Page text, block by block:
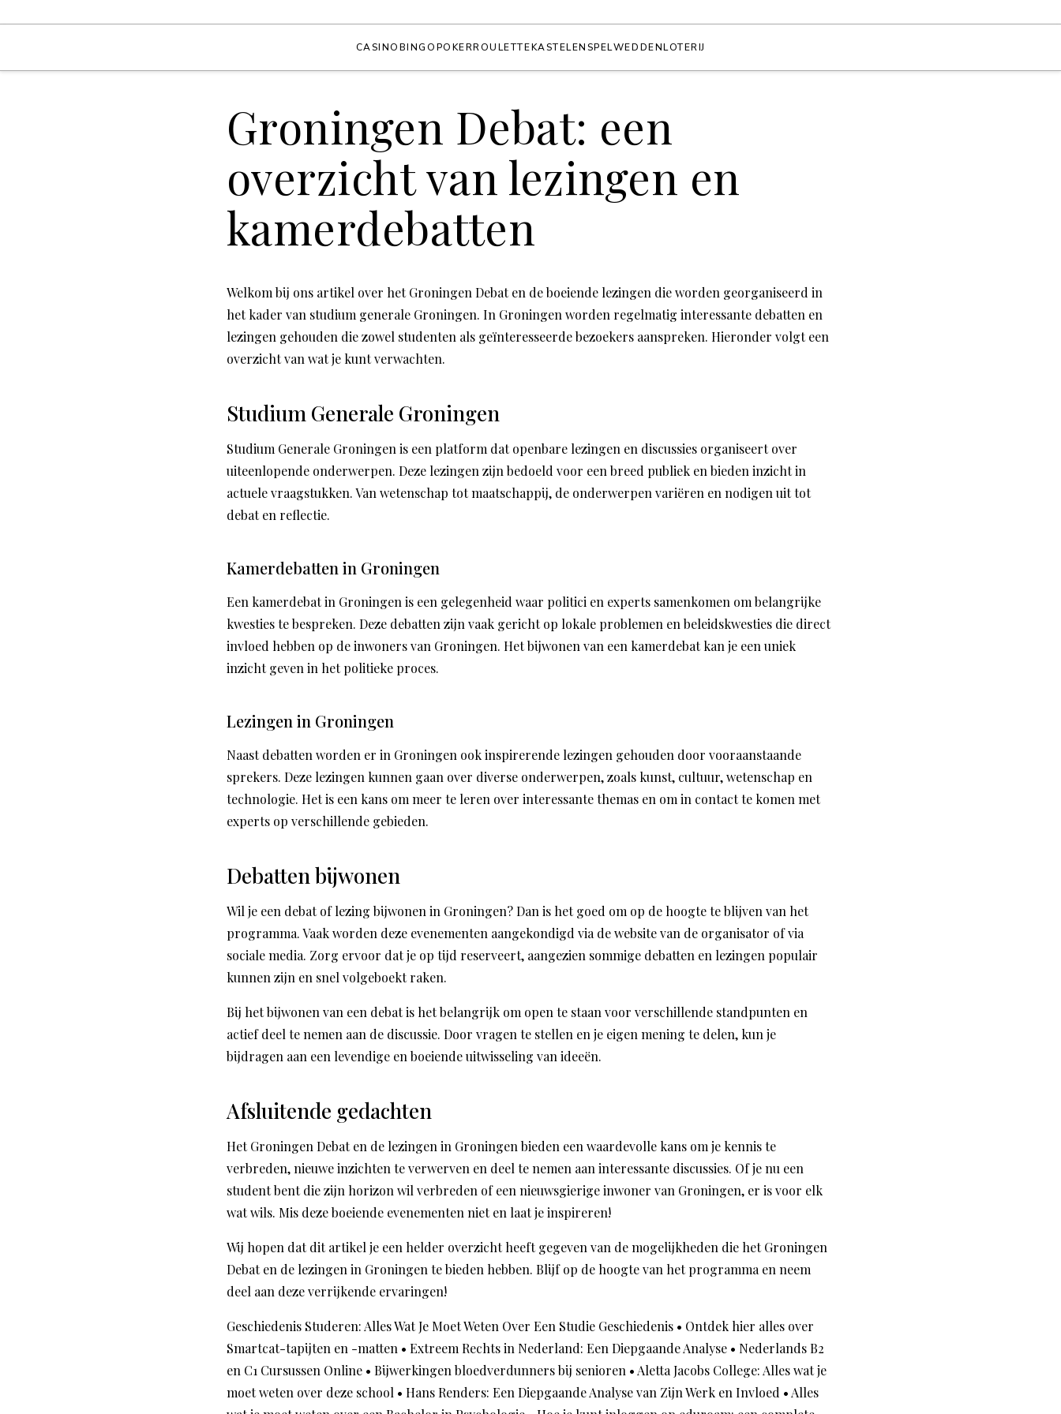
CASINOBINGOPOKERROULETTEKASTELENSPELWEDDENLOTERIJ
Groningen Debat: een
overzicht van lezingen en
kamerdebatten
Welkom bij ons artikel over het Groningen Debat en de boeiende lezingen die worden georganiseerd in
het kader van studium generale Groningen. In Groningen worden regelmatig interessante debatten en
lezingen gehouden die zowel studenten als geïnteresseerde bezoekers aanspreken. Hieronder volgt een
overzicht van wat je kunt verwachten.
Studium Generale Groningen
Studium Generale Groningen is een platform dat openbare lezingen en discussies organiseert over
uiteenlopende onderwerpen. Deze lezingen zijn bedoeld voor een breed publiek en bieden inzicht in
actuele vraagstukken. Van wetenschap tot maatschappij, de onderwerpen variëren en nodigen uit tot
debat en reflectie.
Kamerdebatten in Groningen
Een kamerdebat in Groningen is een gelegenheid waar politici en experts samenkomen om belangrijke
kwesties te bespreken. Deze debatten zijn vaak gericht op lokale problemen en beleidskwesties die direct
invloed hebben op de inwoners van Groningen. Het bijwonen van een kamerdebat kan je een uniek
inzicht geven in het politieke proces.
Lezingen in Groningen
Naast debatten worden er in Groningen ook inspirerende lezingen gehouden door vooraanstaande
sprekers. Deze lezingen kunnen gaan over diverse onderwerpen, zoals kunst, cultuur, wetenschap en
technologie. Het is een kans om meer te leren over interessante themas en om in contact te komen met
experts op verschillende gebieden.
Debatten bijwonen
Wil je een debat of lezing bijwonen in Groningen? Dan is het goed om op de hoogte te blijven van het
programma. Vaak worden deze evenementen aangekondigd via de website van de organisator of via
sociale media. Zorg ervoor dat je op tijd reserveert, aangezien sommige debatten en lezingen populair
kunnen zijn en snel volgeboekt raken.
Bij het bijwonen van een debat is het belangrijk om open te staan voor verschillende standpunten en
actief deel te nemen aan de discussie. Door vragen te stellen en je eigen mening te delen, kun je
bijdragen aan een levendige en boeiende uitwisseling van ideeën.
Afsluitende gedachten
Het Groningen Debat en de lezingen in Groningen bieden een waardevolle kans om je kennis te
verbreden, nieuwe inzichten te verwerven en deel te nemen aan interessante discussies. Of je nu een
student bent die zijn horizon wil verbreden of een nieuwsgierige inwoner van Groningen, er is voor elk
wat wils. Mis deze boeiende evenementen niet en laat je inspireren!
Wij hopen dat dit artikel je een helder overzicht heeft gegeven van de mogelijkheden die het Groningen
Debat en de lezingen in Groningen te bieden hebben. Blijf op de hoogte van het programma en neem
deel aan deze verrijkende ervaringen!
Geschiedenis Studeren: Alles Wat Je Moet Weten Over Een Studie Geschiedenis • Ontdek hier alles over
Smartcat-tapijten en -matten • Extreem Rechts in Nederland: Een Diepgaande Analyse • Nederlands B2
en C1 Cursussen Online • Bijwerkingen bloedverdunners bij senioren • Aletta Jacobs College: Alles wat je
moet weten over deze school • Hans Renders: Een Diepgaande Analyse van Zijn Werk en Invloed • Alles